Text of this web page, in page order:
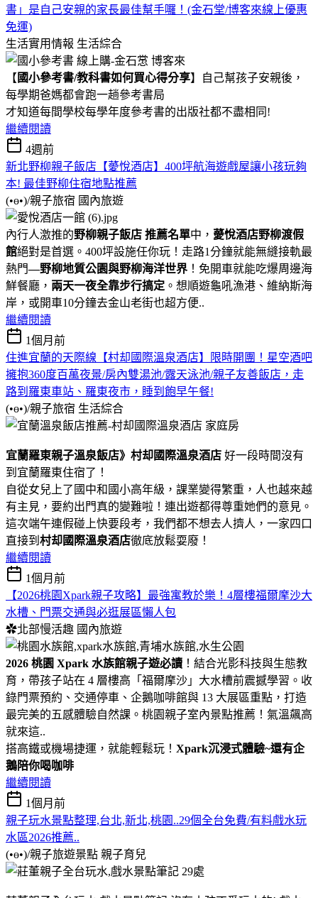
書」是自己安親的家長最佳幫手囉！(金石堂/博客來線上優惠
免運)
生活實用情報 生活綜合
【 國小參考書/教科書如何買心得分享】自己幫孩子安親後，
每學期爸媽都會跑一趟參考書局
才知道每間學校每學年度參考書的出版社都不盡相同!
繼續閱讀
4週前
新北野柳親子飯店【薆悅酒店】400坪航海遊戲屋讓小孩玩夠
本! 最佳野柳住宿地點推薦
(•ө•)/親子旅宿 國內旅遊
內行人激推的野柳親子飯店 推薦名單中， 薆悅酒店野柳渡假
館絕對是首選。400坪設施任你玩！走路1分鐘就能無縫接軌最
熱門—野柳地質公園與野柳海洋世界 ！免開車就能吃爆周邊海
鮮餐廳， 兩天一夜全靠步行搞定 。想順遊龜吼漁港、維納斯海
岸，或開車10分鐘去金山老街也超方便..
繼續閱讀
1個月前
住進宜蘭的天際線【村却國際溫泉酒店】限時開團！星空酒吧
擁抱360度百萬夜景/房內雙湯池/露天泳池/親子友善飯店，走
路到羅東車站、羅東夜市，睡到飽早午餐!
(•ө•)/親子旅宿 生活綜合
宜蘭羅東親子溫泉飯店》村却國際溫泉酒店 好一段時間沒有
到宜蘭羅東住宿了！
自從女兒上了國中和國小高年級，課業變得繁重，人也越來越
有主見，要約出門真的變難啦！連出遊都得尊重她們的意見。
這次端午連假碰上快要段考，我們都不想去人擠人，一家四口
直接到 村却國際溫泉酒店徹底放鬆耍廢！
繼續閱讀
1個月前
【2026桃園Xpark親子攻略】最強寓教於樂！4層樓福爾摩沙大
水槽、門票交通與必逛展區懶人包
✿北部慢活趣 國內旅遊
2026 桃園 Xpark 水族館親子遊必讀 ！結合光影科技與生態教
育，帶孩子站在 4 層樓高「福爾摩沙」大水槽前震撼學習。收
錄門票預約、交通停車、企鵝咖啡館與 13 大展區重點，打造
最完美的五感體驗自然課。桃園親子室內景點推薦！氣溫飆高
就來這..
搭高鐵或機場捷運，就能輕鬆玩！ Xpark沉浸式體驗~還有企
鵝陪你喝咖啡
繼續閱讀
1個月前
親子玩水景點整理,台北,新北,桃園..29個全台免費/有料戲水玩
水區2026推薦..
(•ө•)/親子旅遊景點 親子育兒